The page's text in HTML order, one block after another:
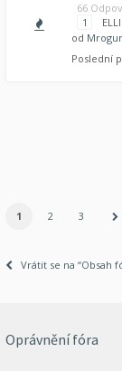
66
1
od
Poslední
1 2 3
Vrátit se na “Obsah
Oprávnění fóra